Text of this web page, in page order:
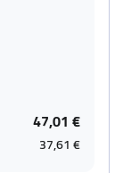
47,01 €
37,61 €